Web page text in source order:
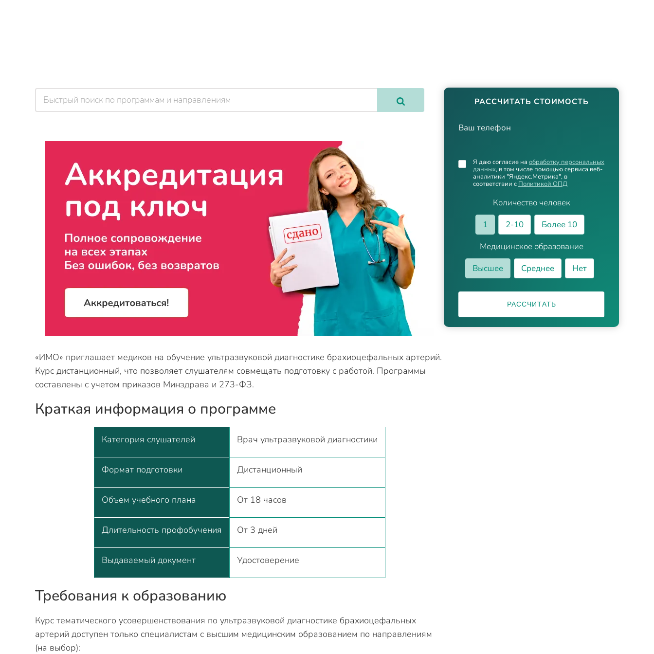
РАССЧИТАТЬ СТОИМОСТЬ
Ваш телефон
Количество человек
1
2-10
Более 10
Медицинское образование
Высшее
Среднее Нет
Я даю согласие на обработку персональных
данных, в том числе помощью сервиса веб-
аналитики "Яндекс.Метрика", в
соответствии с Политикой ОПД
РАССЧИТАТЬ
«ИМО» приглашает медиков на обучение ультразвуковой диагностике брахиоцефальных артерий.
Курс дистанционный, что позволяет слушателям совмещать подготовку с работой. Программы
составлены с учетом приказов Минздрава и 273-ФЗ.
Краткая информация о программе
Категория слушателей Врач ультразвуковой диагностики
Формат подготовки Дистанционный
Объем учебного плана От 18 часов
Длительность профобучения От 3 дней
Выдаваемый документ Удостоверение
Требования к образованию
Курс тематического усовершенствования по ультразвуковой диагностике брахиоцефальных
артерий доступен только специалистам с высшим медицинским образованием по направлениям
(на выбор):